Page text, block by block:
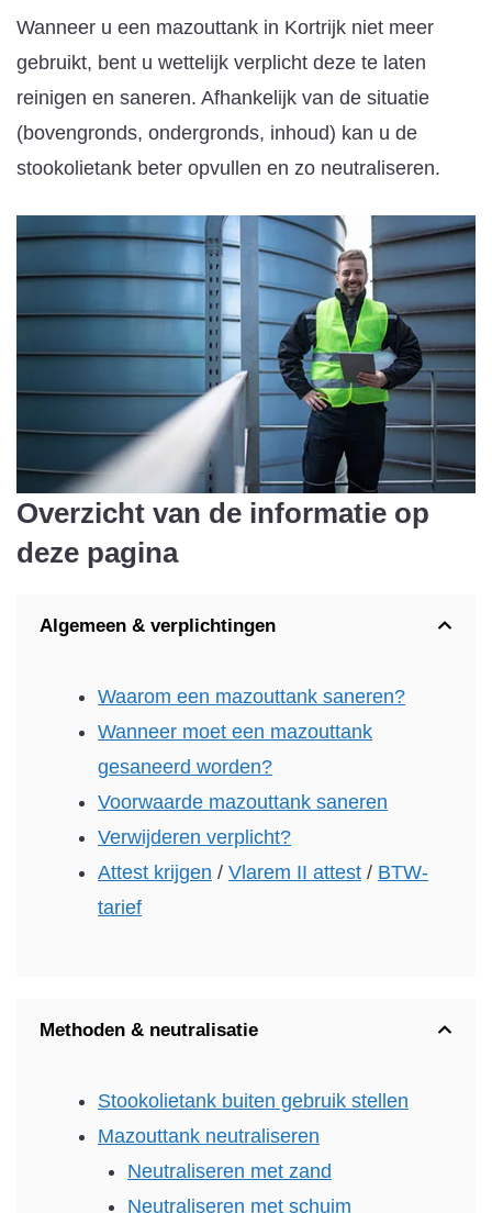
Wanneer u een mazouttank in Kortrijk niet meer
gebruikt, bent u wettelijk verplicht deze te laten
reinigen en saneren. Afhankelijk van de situatie
(bovengronds, ondergronds, inhoud) kan u de
stookolietank beter opvullen en zo neutraliseren.
Overzicht van de informatie op
deze pagina
Algemeen & verplichtingen
Waarom een mazouttank saneren?
Wanneer moet een mazouttank
gesaneerd worden?
Voorwaarde mazouttank saneren
Verwijderen verplicht?
Attest krijgen / Vlarem II attest / BTW-
tarief
Methoden & neutralisatie
Stookolietank buiten gebruik stellen
Mazouttank neutraliseren
Neutraliseren met zand
Neutraliseren met schuim